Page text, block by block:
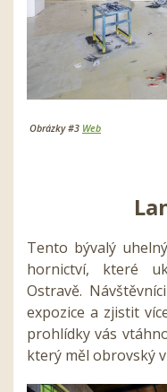
Obrázky #3 Web
Tento bývalý
hornictví, které
Ostravě.
expozice a zjistit
prohlídky vás
který měl obrovský